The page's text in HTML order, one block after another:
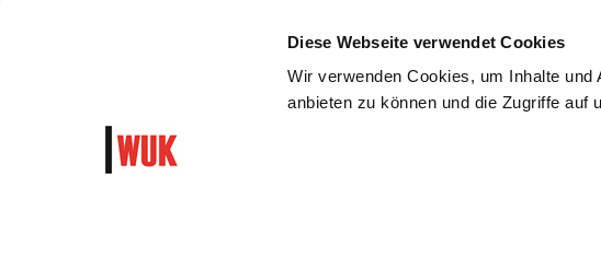
Diese Webseite verwendet Cookies
Wir verwenden Cookies, um Inhalte
anbieten zu können und die Zugriffe auf